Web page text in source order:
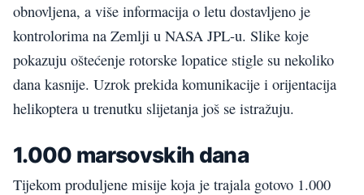
obnovljena, a više informacija o letu dostavljeno je
kontrolorima na Zemlji u NASA JPL-u. Slike koje
pokazuju oštećenje rotorske lopatice stigle su nekoliko
dana kasnije. Uzrok prekida komunikacije i orijentacija
helikoptera u trenutku slijetanja još se istražuju.
1.000 marsovskih dana
Tijekom produljene misije koja je trajala gotovo 1.000